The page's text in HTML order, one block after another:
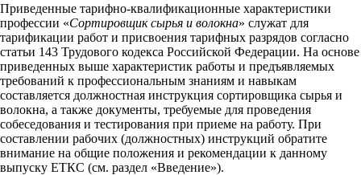
Приведенные тарифно-квалификационные характеристики
профессии «Сортировщик сырья и волокна» служат для
тарификации работ и присвоения тарифных разрядов согласно
статьи 143 Трудового кодекса Российской Федерации. На основе
приведенных выше характеристик работы и предъявляемых
требований к профессиональным знаниям и навыкам
составляется должностная инструкция сортировщика сырья и
волокна, а также документы, требуемые для проведения
собеседования и тестирования при приеме на работу. При
составлении рабочих (должностных) инструкций обратите
внимание на общие положения и рекомендации к данному
выпуску ЕТКС (см. раздел «Введение»).